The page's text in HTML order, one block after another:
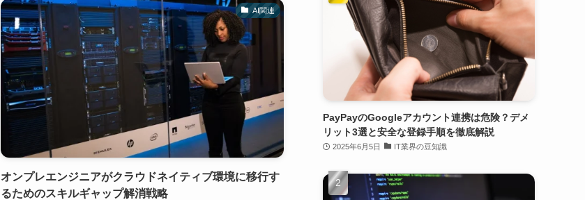
AI関連
オンプレエンジニアがクラウドネイティブ環境に移行す
るためのスキルギャップ解消戦略
PayPayのGoogleアカウント連携は危険？デメ
リット3選と安全な登録手順を徹底解説
2025年6月5日 IT業界の豆知識